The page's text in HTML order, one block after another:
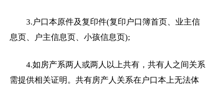
3.户口本原件及复印件(复印户口簿首页、业主信
息页、户主信息页、小孩信息页);
4.如房产系两人或两人以上共有，共有人之间关系
需提供相关证明。共有房产人关系在户口本上无法体